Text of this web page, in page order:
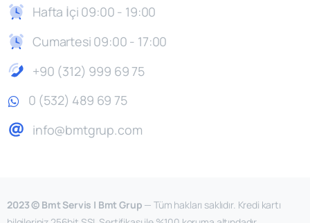
Hafta İçi 09:00 - 19:00
Cumartesi 09:00 - 17:00
+90 (312) 999 69 75
0 (532) 489 69 75
info@bmtgrup.com
2023 © Bmt Servis | Bmt Grup — Tüm hakları saklıdır. Kredi kartı